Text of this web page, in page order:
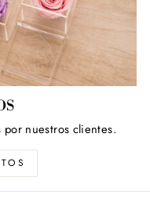
nuestros clientes.